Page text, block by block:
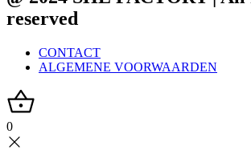
reserved
CONTACT
ALGEMENE VOORWAARDEN
0